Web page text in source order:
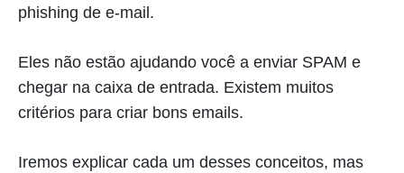
phishing de e-mail.
Eles não estão ajudando você a enviar SPAM e
chegar na caixa de entrada. Existem muitos
critérios para criar bons emails.
Iremos explicar cada um desses conceitos, mas